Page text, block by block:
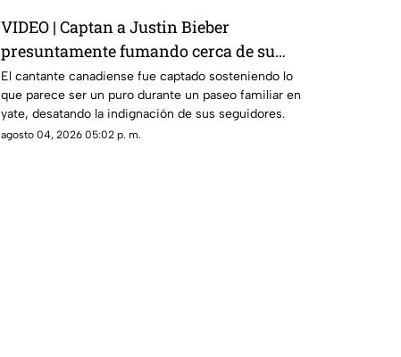
VIDEO | Captan a Justin Bieber
presuntamente fumando cerca de su
bebé
El cantante canadiense fue captado sosteniendo lo
que parece ser un puro durante un paseo familiar en
yate, desatando la indignación de sus seguidores.
agosto 04, 2026 05:02 p. m.